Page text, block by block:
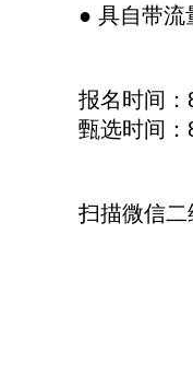
● 具自带流
报名时间：
甄选时间：
扫描微信二